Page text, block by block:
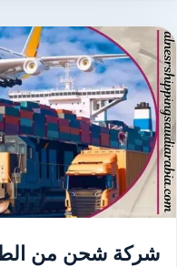
شركة شحن من